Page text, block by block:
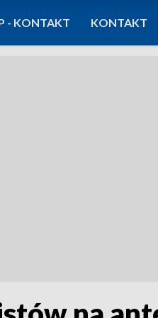
- KONTAKT KONTAKT